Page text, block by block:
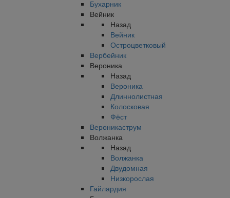
Бухарник
Вейник
Назад
Вейник
Остроцветковый
Вербейник
Вероника
Назад
Вероника
Длиннолистная
Колосковая
Фёст
Вероникаструм
Волжанка
Назад
Волжанка
Двудомная
Низкорослая
Гайлардия